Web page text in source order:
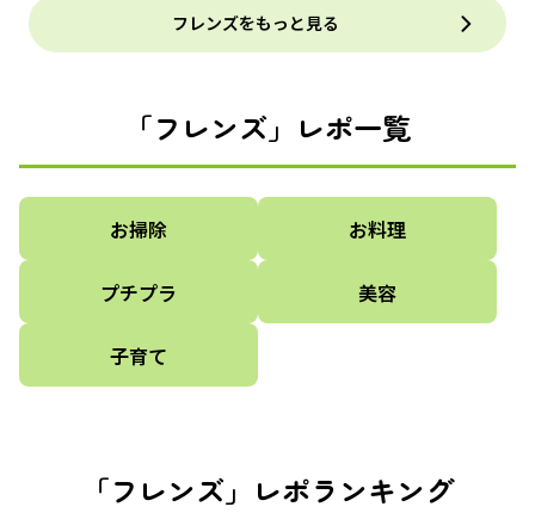
フレンズをもっと見る
「フレンズ」レポ一覧
お掃除 お料理
プチプラ 美容
子育て
「フレンズ」レポランキング